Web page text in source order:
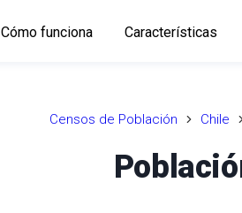
Cómo funciona Características
Censos de Población Chile